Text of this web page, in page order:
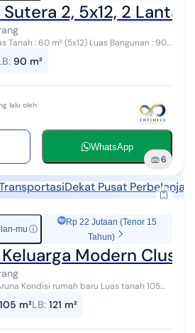
2, 5x12, 2
Tanah : 60 m² (5x12) Luas Bangunan : 90
Kamar Mandi : 2 Brand New Bisa KPR &
: 90 m²
lalu oleh
WhatsApp
6
Dekat Pusat
mu ⓘ
Rp 22 Jutaan (Tenor 15
Tahun)
Modern
105
tidur, 2 kamar mandi Rumah 2 LT
105 m²LB: 121 m²